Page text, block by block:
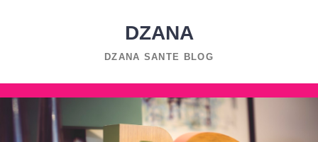
DZANA
DZANA SANTE BLOG
Skip
content